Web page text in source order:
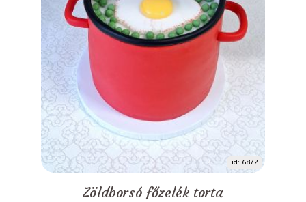
id: 6872
Zöldborsó főzelék torta